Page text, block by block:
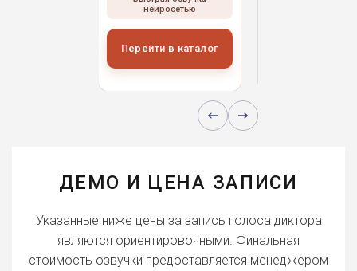
нейросетью
Перейти в каталог
ДЕМО И ЦЕНА ЗАПИСИ
Указанные ниже цены за запись голоса диктора
являются ориентировочными. Финальная
стоимость озвучки предоставляется менеджером